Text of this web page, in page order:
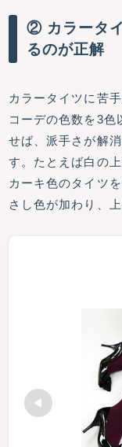
② カラータ
るのが正解
カラータイツに苦
コーデの色数を3色
せば、派手さが解
す。たとえば白の
カーキ色のタイツ
さし色が加わり、